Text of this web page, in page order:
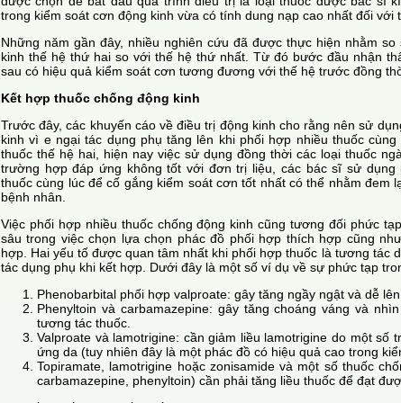
trong kiểm soát cơn động kinh vừa có tính dung nạp cao nhất đối với
Những năm gần đây, nhiều nghiên cứu đã được thực hiện nhằm
kinh thế hệ thứ hai so với thế hệ thứ nhất. Từ đó bước đầu nhận
sau có hiệu quả kiểm soát cơn tương đương với thế hệ trước đồng
Kết hợp thuốc chống động kinh
Trước đây, các khuyến cáo về điều trị động kinh cho rằng nên sử
kinh vì e ngại tác dụng phụ tăng lên khi phối hợp nhiều thuốc
thuốc thế hệ hai, hiện nay việc sử dụng đồng thời các loại thuốc
trường hợp đáp ứng không tốt với đơn trị liệu, các bác sĩ sử
thuốc cùng lúc để cố gắng kiểm soát cơn tốt nhất có thể nhằm đem
bệnh nhân.
Việc phối hợp nhiều thuốc chống động kinh cũng tương đối phức
sâu trong việc chọn lựa chọn phác đồ phối hợp thích hợp cũng
hợp. Hai yếu tố được quan tâm nhất khi phối hợp thuốc là tương tác
tác dụng phụ khi kết hợp. Dưới đây là một số ví dụ về sự phức tạp
Phenobarbital phối hợp valproate: gây tăng ngầy ngật và dễ
Phenyltoin và carbamazepine: gây tăng choáng váng và
tương tác thuốc.
Valproate và lamotrigine: cần giảm liều lamotrigine do một số
ứng da (tuy nhiên đây là một phác đồ có hiệu quả cao trong
Topiramate, lamotrigine hoặc zonisamide và một số thuốc
carbamazepine, phenyltoin) cần phải tăng liều thuốc để đạt